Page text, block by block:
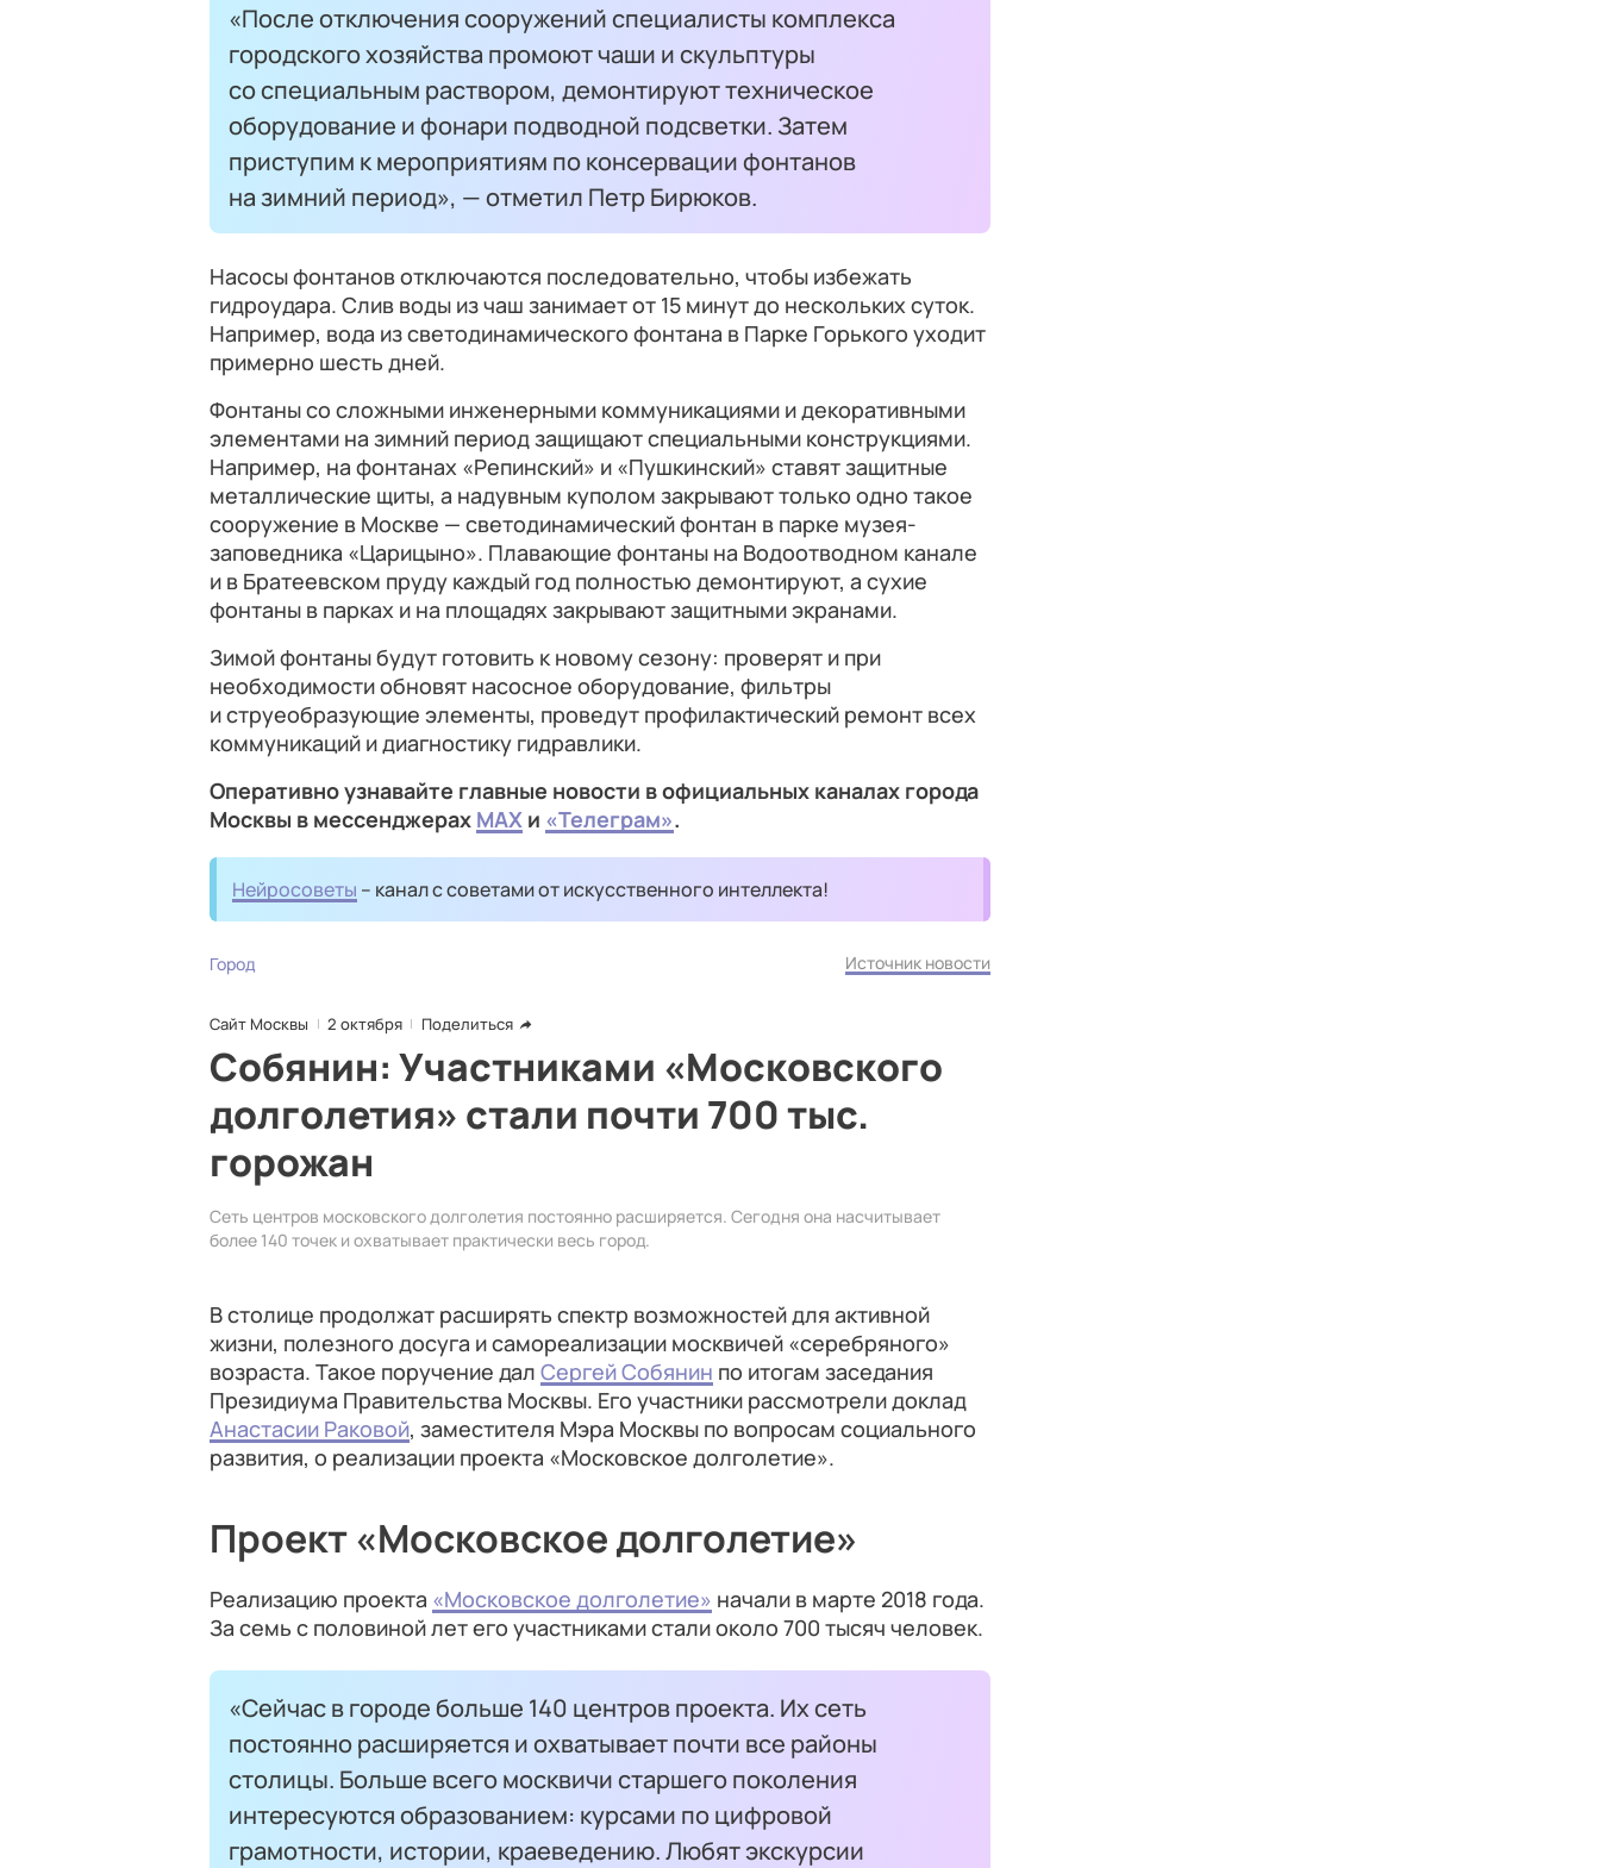
«После отключения сооружений специалисты комплекса
городского хозяйства промоют чаши и скульптуры
со специальным раствором, демонтируют техническое
оборудование и фонари подводной подсветки. Затем
приступим к мероприятиям по консервации фонтанов
на зимний период», — отметил Петр Бирюков.
Насосы фонтанов отключаются последовательно, чтобы избежать
гидроудара. Слив воды из чаш занимает от 15 минут до нескольких суток.
Например, вода из светодинамического фонтана в Парке Горького уходит
примерно шесть дней.
Фонтаны со сложными инженерными коммуникациями и декоративными
элементами на зимний период защищают специальными конструкциями.
Например, на фонтанах «Репинский» и «Пушкинский» ставят защитные
металлические щиты, а надувным куполом закрывают только одно такое
сооружение в Москве — светодинамический фонтан в парке музея-
заповедника «Царицыно». Плавающие фонтаны на Водоотводном канале
и в Братеевском пруду каждый год полностью демонтируют, а сухие
фонтаны в парках и на площадях закрывают защитными экранами.
Зимой фонтаны будут готовить к новому сезону: проверят и при
необходимости обновят насосное оборудование, фильтры
и струеобразующие элементы, проведут профилактический ремонт всех
коммуникаций и диагностику гидравлики.
Оперативно узнавайте главные новости в официальных каналах города
Москвы в мессенджерах MAX и «Телеграм».
Нейросоветы – канал с советами от искусственного интеллекта!
Город Источник новости
Сайт Москвы 2 октября Поделиться
Собянин: Участниками «Московского
долголетия» стали почти 700 тыс.
горожан
Сеть центров московского долголетия постоянно расширяется. Сегодня она насчитывает
более 140 точек и охватывает практически весь город.
В столице продолжат расширять спектр возможностей для активной
жизни, полезного досуга и самореализации москвичей «серебряного»
возраста. Такое поручение дал Сергей Собянин по итогам заседания
Президиума Правительства Москвы. Его участники рассмотрели доклад
Анастасии Раковой, заместителя Мэра Москвы по вопросам социального
развития, о реализации проекта «Московское долголетие».
Проект «Московское долголетие»
Реализацию проекта «Московское долголетие» начали в марте 2018 года.
За семь с половиной лет его участниками стали около 700 тысяч человек.
«Сейчас в городе больше 140 центров проекта. Их сеть
постоянно расширяется и охватывает почти все районы
столицы. Больше всего москвичи старшего поколения
интересуются образованием: курсами по цифровой
грамотности, истории, краеведению. Любят экскурсии